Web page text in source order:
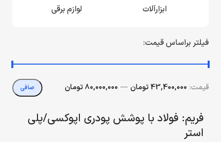
ابزارآلات لوازم برقی
فیلتر براساس قیمت:
صافی قيمت: 43,400,000 تومان — 80,000,000 تومان
فریم: فولاد با پوشش پودری اپوکسی/پلی
استر